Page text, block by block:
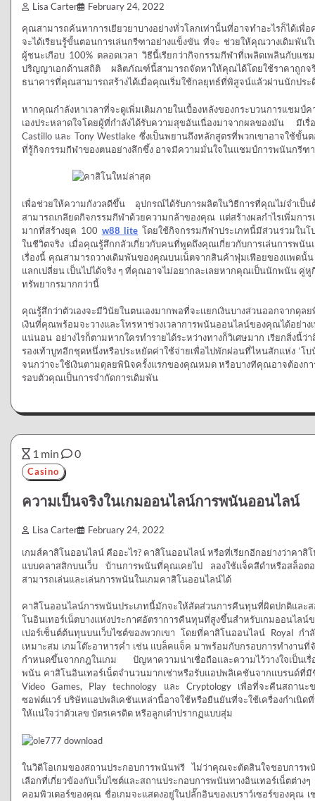
Lisa Carter February 24, 2022
คุณสามารถค้นหาการเยียวยาบางอย่างทั่วโลกเท่านั้นที่อาจทำอะไรก็ได้
จะได้เรียนรู้ขั้นตอนการเล่นกรีฑาอย่างแข็งขัน ที่จะ ช่วยให้คุณวางเดิมพัน
ผู้ชนะเกือบ 100% ตลอดเวลา วิธีนี้เรียกว่ากิจกรรมกีฬาที่เพลิดเพลินกับแ
ปริญญาเอกด้านสถิติ ผลิตภัณฑ์นี้สามารถจัดหาให้คุณได้โดยใช้ราคาถูกจ
ธนาคารที่คุณสามารถสร้างได้เมื่อคุณเริ่มใช้กลยุทธ์ที่พิสูจน์แล้วผ่านนักประ
หากคุณกำลังหาเวลาที่จะดูเพิ่มเติมภายในเบื้องหลังของกระบวนการแช
เองประหลาดใจโดยผู้ที่กำลังได้รับความสุขอันเนื่องมาจากผลของมัน
Castillo และ Tony Westlake ซึ่งเป็นพยานถึงหลักสูตรที่พวกเขาอาจใช้ขั้
ที่รู้กิจกรรมกีฬาของตนอย่างลึกซึ้ง อาจมีความมั่นใจในแชมป์การพนันกรีฑ
เพื่อช่วยให้ความกังวลดีขึ้น อุปกรณ์ได้รับการผลิตในวิธีการที่คุณไม่จำเ
สามารถเกลียดกิจกรรมกีฬาด้วยความกล้าของคุณ แต่สร้างผลกำไรเพิ่มก
มากที่สร้างยุค 100 w88 lite โดยใช้กิจกรรมกีฬาประเภทนี้มีส่วนร่วมใน
ในชีวิตจริง เมื่อคุณรู้สึกกลัวเกี่ยวกับคนที่พูดถึงคุณเกี่ยวกับการเล่นการพนั
เรื่องนี้ คุณสามารถวางเดิมพันของคุณบนเน็ตจากสินค้าฟุ่มเฟือยของแพดนั้น
แลกเปลี่ยน เป็นไปได้จริง ๆ ที่คุณอาจไม่อยากละเลยหากคุณเป็นนักพนัน คู่
ทรัพยากรมากกว่านี้
คุณรู้สึกว่าตัวเองจะมีวินัยในตนเองมากพอที่จะแยกเงินบางส่วนออกจากดุ
เงินที่คุณพร้อมจะวางและโทรหาช่วงเวลาการพนันออนไลน์ของคุณได้อย่
แน่นอน อย่างไรก็ตามหากใครทำรายได้ระหว่างทางก็วิเศษมาก เรียกสิ่งนี้
รองเท้าบูทอีกชุดหนึ่งหรือประหยัดค่าใช้จ่ายเพื่อไปพักผ่อนที่ไหนสักแห่ง ‘
จนกว่าจะใช้เงินตามดุลยพินิจครั้งแรกของคุณหมด หรือบางทีคุณอาจต้องกา
รอบตัวคุณเป็นการจำกัดการเดิมพัน
1 min 0
Casino
ความเป็นจริงในเกมออนไลน์การพนันออนไลน์
Lisa Carter February 24, 2022
เกมส์คาสิโนออนไลน์ คืออะไร? คาสิโนออนไลน์ หรือที่เรียกอีกอย่างว่าคาสิ
แบบคลาสสิกบนเว็บ บ้านการพนันที่คุณเคยไป ลองใช้แจ็คสีดำหรือสล็อ
สามารถเล่นและเล่นการพนันในเกมคาสิโนออนไลน์ได้
คาสิโนออนไลน์การพนันประเภทนี้มักจะให้สัดส่วนการคืนทุนที่ผิดปกติและ
โนอินเทอร์เน็ตบางแห่งประกาศอัตราการคืนทุนที่สูงขึ้นสำหรับเกมออนไ
เปอร์เซ็นต์ต้นทุนบนเว็บไซต์ของพวกเขา โดยที่คาสิโนออนไลน์ Royal กำ
เหมาะสม เกมโต๊ะอาหารค่ำ เช่น แบล็คแจ็ค มาพร้อมกับกรอบการทำงาน
กำหนดขึ้นจากกฎในเกม ปัญหาความน่าเชื่อถือและความไว้วางใจเป็นเรื่
พนัน คาสิโนอินเทอร์เน็ตจำนวนมากเช่าหรือรับแอปพลิเคชันจากแบรนด์ที่มีชื่
Video Games, Play technology และ Cryptology เพื่อที่จะคืนสถานะ
ซอฟต์แวร์ บริษัทแอปพลิเคชันเหล่านี้อาจใช้หรือยืนยันที่จะใช้เครื่องกำเนิ
ให้แน่ใจว่าตัวเลข บัตรเครดิต หรือลูกเต๋าปรากฏแบบสุ่ม
ในวิดีโอเกมของสถานประกอบการพนันฟรี ไม่ว่าคุณจะตัดสินใจชอบการ
เลือกที่เกี่ยวข้องกับเว็บไซต์และสถานประกอบการพนันทางอินเทอร์เน็ตต่า
คอมพิวเตอร์ของคุณ ชื่อเกมจะแสดงอยู่ในปลั๊กอินของเบราว์เซอร์ของคุณ